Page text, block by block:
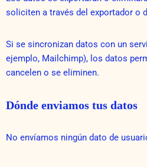
soliciten a través del exportador o
Si se sincronizan datos con un
ejemplo, Mailchimp), los datos
cancelen o se eliminen.
Dónde enviamos tus datos
No envíamos ningún dato de